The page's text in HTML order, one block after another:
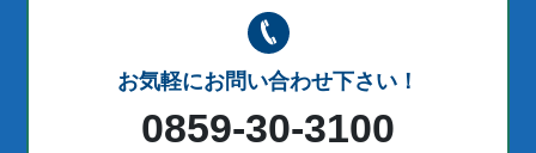
お気軽にお問い合わせ下さい！
0859-30-3100